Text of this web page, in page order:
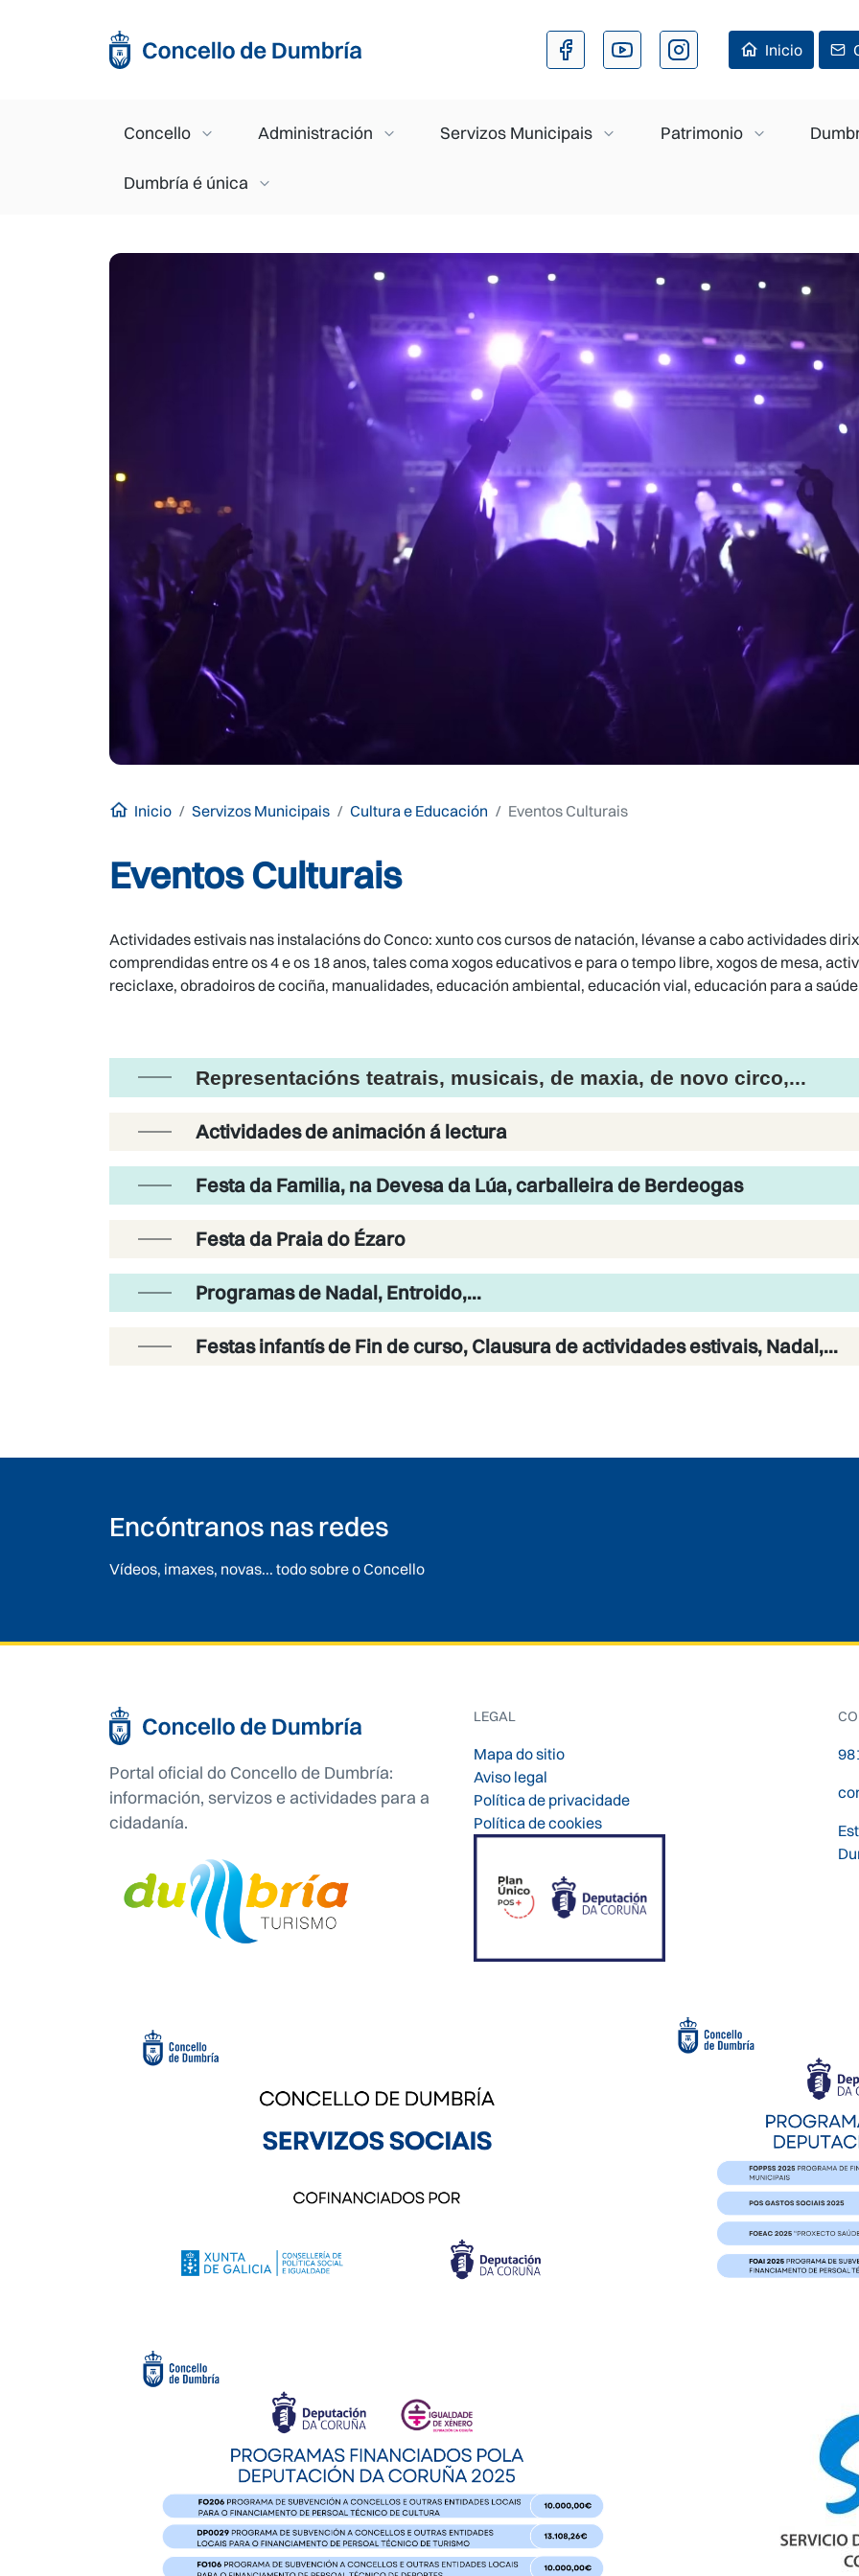
Inicio
Main navigation
Concello Administración Servizos Municipais Patrimonio
Dumbría é única
Inicio Servizos Municipais Cultura e Educación Eventos Culturais
Eventos Culturais
Actividades estivais nas instalacións do Conco: xunto cos cursos de natación, lévanse a cabo actividades
comprendidas entre os 4 e os 18 anos, tales coma xogos educativos e para o tempo libre, xogos de mesa,
reciclaxe, obradoiros de cociña, manualidades, educación ambiental, educación vial, educación para a
Representacións teatrais, musicais, de maxia, de novo circo,...
Actividades de animación á lectura
Festa da Familia, na Devesa da Lúa, carballeira de Berdeogas
Festa da Praia do Ézaro
Programas de Nadal, Entroido,...
Festas infantís de Fin de curso, Clausura de actividades estivais, Nadal,...
Encóntranos nas redes
Vídeos, imaxes, novas... todo sobre o Concello
Portal oficial do Concello de Dumbría:
información, servizos e actividades para a
cidadanía.
LEGAL
Mapa do sitio
Aviso legal
Política de privacidade
Política de cookies